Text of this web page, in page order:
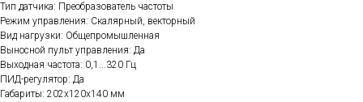
Тип датчика: Преобразователь частоты
Режим управления: Скалярный, векторный
Вид нагрузки: Общепромышленная
Выносной пульт управления: Да
Выходная частота: 0,1...320 Гц
ПИД-регулятор: Да
Габариты: 202х120х140 мм